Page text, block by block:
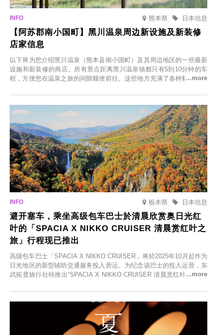
熊本県 日本信息
【阿苏郡南小国町】黑川温泉周边新设施及新装修
店家信息
以下将为您介绍黑川温泉（熊本县南小国町）及其周边地区的一些最新
设施和新装修的商店。所有景点距离黑川温泉镇都只有5到10分钟的车
程，方便您在温泉之旅的间隙顺便前往。这些地方充满了各种魅力，包
食材的餐厅。让您体验黑川温泉的全新乐趣。
栃木県 日本信息
避开塞车，乘坐高级包车巴士於清晨欣赏奥日光红
叶的「SPACIA X NIKKO CRUISER 清晨赏红叶之
旅」行程现已推出
高级包车巴士「SPACIA X NIKKO CRUISER」将於2025年10月起作为
日光地区的新型辅助交通服务投入营运。为纪念该巴士的投入运营，东
武拓普旅行社特推出“SPACIA X NIKKO CRUISER 清晨赏红叶之旅”，